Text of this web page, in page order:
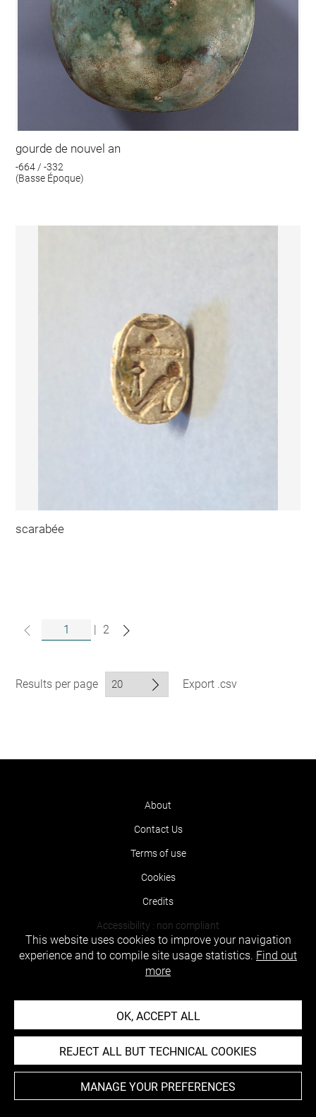
gourde de nouvel an
-664 / -332
(Basse Époque)
scarabée
| 2
Results per page Export .csv
About
Contact Us
Terms of use
Cookies
Credits
Accessibility : non compliant
This website uses cookies to improve your navigation
experience and to compile site usage statistics. Find out
more
OK, ACCEPT ALL
REJECT ALL BUT TECHNICAL COOKIES
MANAGE YOUR PREFERENCES